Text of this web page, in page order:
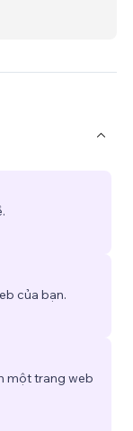
của bạn.
một trang web